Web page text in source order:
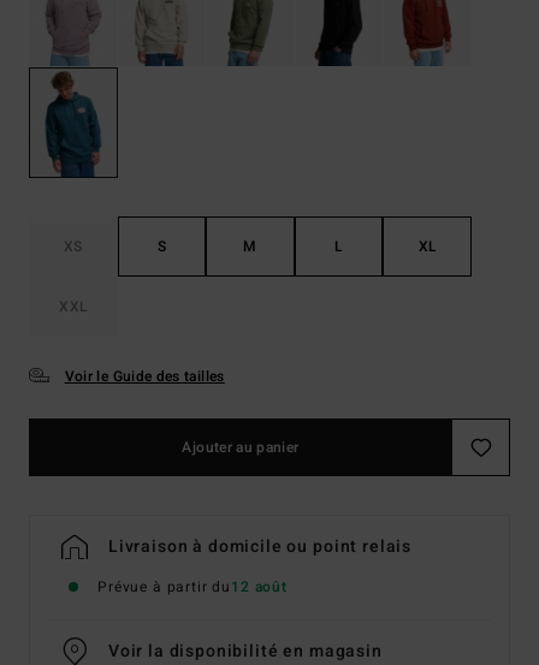
XS S M L XL
XXL
Voir le Guide des tailles
Ajouter au panier
Livraison à domicile ou point relais
Prévue à partir du12 août
Voir la disponibilité en magasin